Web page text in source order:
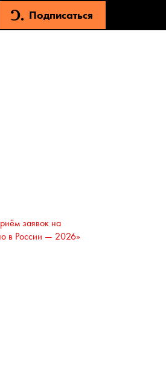
Подписаться
заявок на
в России — 2026»